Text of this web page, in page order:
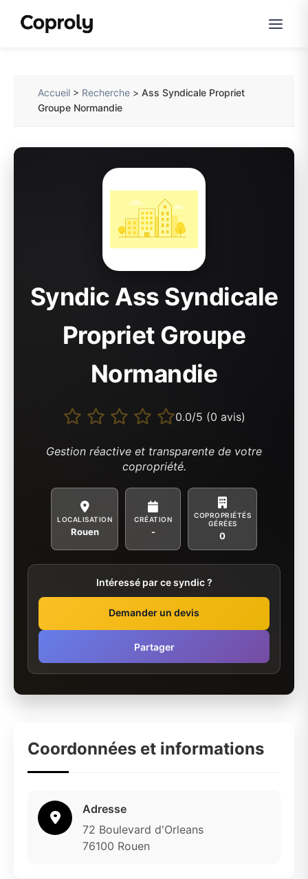
Accueil > Recherche >Ass Syndicale Propriet
Groupe Normandie
Syndic Ass Syndicale
Propriet Groupe
Normandie
0.0/5 (0 avis)
Gestion réactive et transparente de votre
copropriété.
LOCALISATION
Rouen
CRÉATION
-
COPROPRIÉTÉS
GÉRÉES
0
Intéressé par ce syndic ?
Demander un devis
Partager
Coordonnées et informations
Adresse
72 Boulevard d'Orleans
76100 Rouen